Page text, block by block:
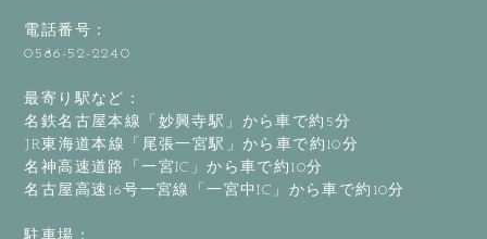
電話番号：
0586-52-2240
最寄り駅など：
名鉄名古屋本線「妙興寺駅」から車で約5分
JR東海道本線「尾張一宮駅」から車で約10分
名神高速道路「一宮IC」から車で約10分
名古屋高速16号一宮線「一宮中IC」から車で約10分